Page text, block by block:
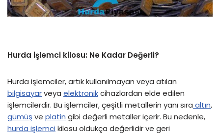
Hurda işlemci kilosu: Ne Kadar Değerli?
Hurda işlemciler, artık kullanılmayan veya atılan
bilgisayarveya elektronikcihazlardan elde edilen
işlemcilerdir. Bu işlemciler, çeşitli metallerin yanı sıra altın,
gümüş ve platin gibi değerli metaller içerir. Bu nedenle,
hurda işlemci kilosu oldukça değerlidir ve geri